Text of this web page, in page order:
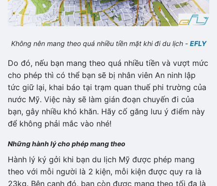
Không nên mang theo quá nhiều tiền mặt khi đi du lịch - EFLY
Do đó, nếu bạn mang theo quá nhiều tiền và vượt mức
cho phép thì có thể bạn sẽ bị nhân viên An ninh lập
tức giữ lại, khai báo tại trạm quan thuế phi trường của
nước Mỹ. Việc này sẽ làm gián đoạn chuyến đi của
bạn, gây nhiều khó khăn. Hãy cố găng lưu ý điểm này
để không phải mắc vào nhé!
Những hành lý cho phép mang theo
Hành lý ký gởi khi bạn du lịch Mỹ được phép mang
theo với mỗi người là 2 kiện, mỗi kiện được quy ra là
23kg. Bên cạnh đó, bạn còn được mang theo tối đa là